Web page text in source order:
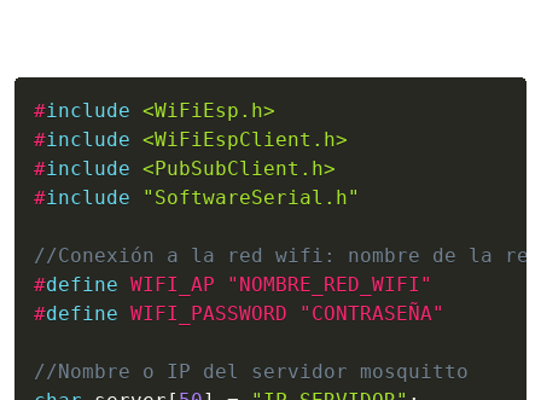
#include <WiFiEsp.h>
#include <WiFiEspClient.h>
#include <PubSubClient.h>
#include "SoftwareSerial.h"
//Conexión a la red wifi: nombre de la
#define WIFI_AP "NOMBRE_RED_WIFI"
#define WIFI_PASSWORD "CONTRASEÑA"
//Nombre o IP del servidor mosquitto